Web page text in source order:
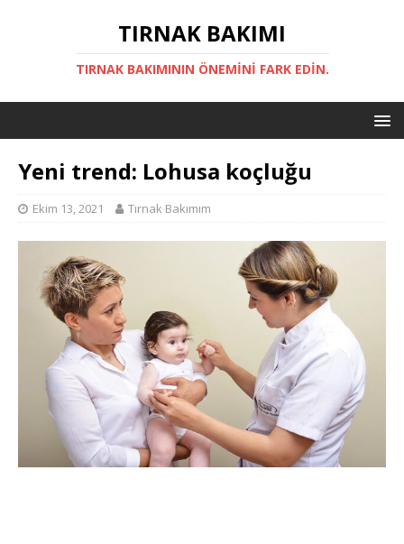
TIRNAK BAKIMI
TIRNAK BAKIMININ ÖNEMINI FARK EDIN.
Yeni trend: Lohusa koçluğu
Ekim 13, 2021 Tırnak Bakımım